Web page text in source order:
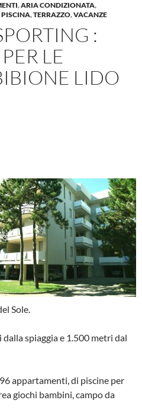
,ARIA CONDIZIONATA,
PISCINA,TERRAZZO,VACANZE
:
LE
LIDO
Sole.
spiaggia e 1.500 metri dal
appartamenti, di piscine per
giochi bambini, campo da